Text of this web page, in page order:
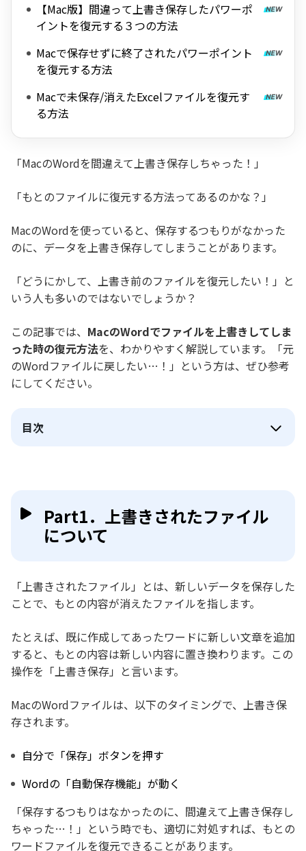
【Mac版】間違って上書き保存したパワーポ
イントを復元する３つの方法
Macで保存せずに終了されたパワーポイント
を復元する方法
Macで未保存/消えたExcelファイルを復元す
る方法
「MacのWordを間違えて上書き保存しちゃった！」
「もとのファイルに復元する方法ってあるのかな？」
MacのWordを使っていると、保存するつもりがなかった
のに、データを上書き保存してしまうことがあります。
「どうにかして、上書き前のファイルを復元したい！」と
いう人も多いのではないでしょうか？
この記事では、 MacのWordでファイルを上書きしてしま
った時の復元方法を、わかりやすく解説しています。「元
のWordファイルに戻したい…！」という方は、ぜひ参考
にしてください。
目次
Part1．上書きされたファイル
について
「上書きされたファイル」とは、新しいデータを保存した
ことで、もとの内容が消えたファイルを指します。
たとえば、既に作成してあったワードに新しい文章を追加
すると、もとの内容は新しい内容に置き換わります。この
操作を「上書き保存」と言います。
MacのWordファイルは、以下のタイミングで、上書き保
存されます。
自分で「保存」ボタンを押す
Wordの「自動保存機能」が動く
「保存するつもりはなかったのに、間違えて上書き保存し
ちゃった…！」という時でも、適切に対処すれば、もとの
ワードファイルを復元できることがあります。